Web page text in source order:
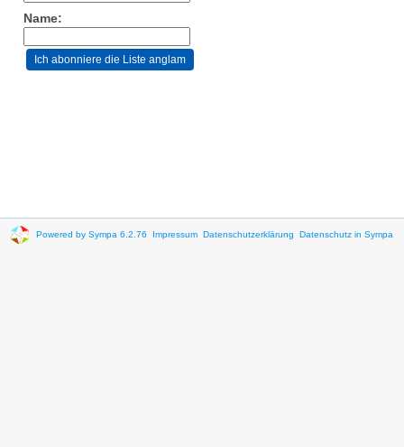
Name:
Powered by Sympa 6.2.76 Impressum Datenschutzerklärung Datenschutz in Sympa